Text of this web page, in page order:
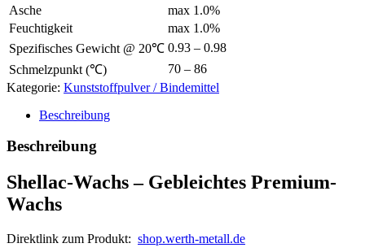
Asche
max 1.0%
Feuchtigkeit
max 1.0%
Spezifisches Gewicht @ 20℃ 0.93 – 0.98
Schmelzpunkt (℃)
70 – 86
Kategorie: Kunststoffpulver / Bindemittel
Beschreibung
Beschreibung
Shellac-Wachs – Gebleichtes Premium-
Wachs
Direktlink zum Produkt: shop.werth-metall.de